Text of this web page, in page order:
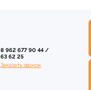
8 962 677 90 44/
63 62 25
Заказать звонок